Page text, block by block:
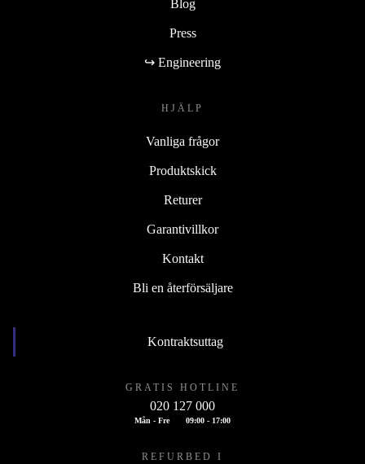
Blog
Press
↪ Engineering
HJÄLP
Vanliga frågor
Produktskick
Returer
Garantivillkor
Kontakt
Bli en återförsäljare
Kontraktsuttag
GRATIS HOTLINE
020 127 000
Mån - Fre 09:00 - 17:00
REFURBED I